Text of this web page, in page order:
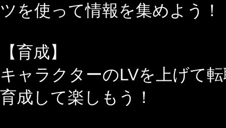
ツを使って情報を集めよう！
【育成】
キャラクターのLVを上げて
育成して楽しもう！